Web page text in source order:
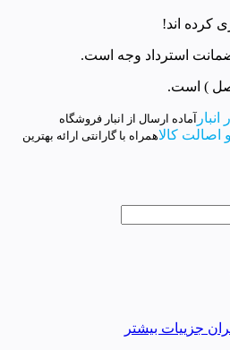
استرداد وجه است.
) است.
آماده ارسال از انبار فروشگاه
کالاهمراه با گارانتی ارائه بهترین
جزییات بیشتر